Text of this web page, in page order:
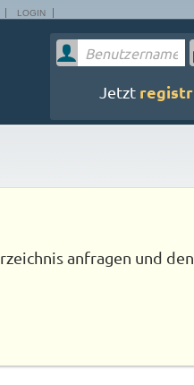
LOGIN
Jetzt
anfragen und